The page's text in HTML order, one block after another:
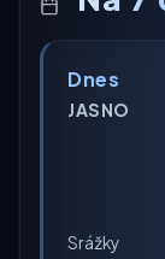
Dnes
JASNO
Srážky